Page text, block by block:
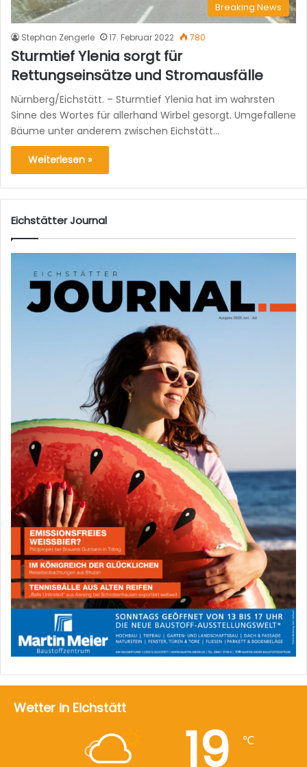
Breaking News
Stephan Zengerle 17. Februar 2022 780
Sturmtief Ylenia sorgt für
Rettungseinsätze und Stromausfälle
Nürnberg/Eichstätt. – Sturmtief Ylenia hat im wahrsten
Sinne des Wortes für allerhand Wirbel gesorgt. Umgefallene
Bäume unter anderem zwischen Eichstätt…
Weiterlesen »
Eichstätter Journal
Wetter in Eichstätt
19 ℃